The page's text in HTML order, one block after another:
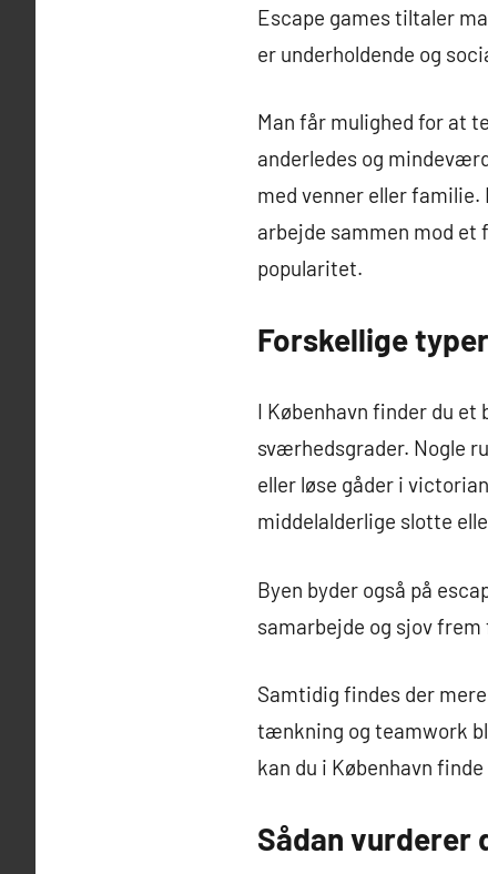
Escape games tiltaler
er underholdende og
Man får mulighed for at
anderledes og
med venner eller
arbejde sammen mod
popularitet.
Forskellige
I København finder du
sværhedsgrader. Nogle
eller løse gåder i
middelalderlige slotte
Byen byder også på
samarbejde og sjov
Samtidig findes der
tænkning og teamwork
kan du i København
Sådan vurderer